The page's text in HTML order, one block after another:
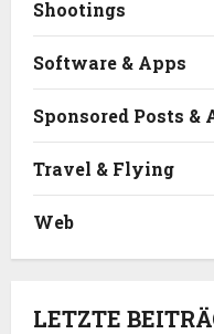
Shootings
Software & Apps
Sponsored Posts &
Travel & Flying
Web
LETZTE